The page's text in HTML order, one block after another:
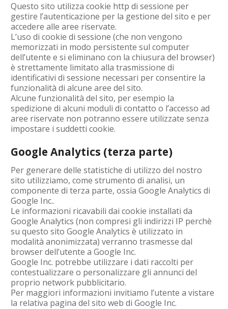
Questo sito utilizza cookie http di sessione per
gestire l’autenticazione per la gestione del sito e per
accedere alle aree riservate.
L’uso di cookie di sessione (che non vengono
memorizzati in modo persistente sul computer
dell’utente e si eliminano con la chiusura del browser)
è strettamente limitato alla trasmissione di
identificativi di sessione necessari per consentire la
funzionalità di alcune aree del sito.
Alcune funzionalità del sito, per esempio la
spedizione di alcuni moduli di contatto o l’accesso ad
aree riservate non potranno essere utilizzate senza
impostare i suddetti cookie.
Google Analytics (terza parte)
Per generare delle statistiche di utilizzo del nostro
sito utilizziamo, come strumento di analisi, un
componente di terza parte, ossia Google Analytics di
Google Inc..
Le informazioni ricavabili dai cookie installati da
Google Analytics (non compresi gli indirizzi IP perchè
su questo sito Google Analytics è utilizzato in
modalità anonimizzata) verranno trasmesse dal
browser dell’utente a Google Inc.
Google Inc. potrebbe utilizzare i dati raccolti per
contestualizzare o personalizzare gli annunci del
proprio network pubblicitario.
Per maggiori informazioni invitiamo l’utente a vistare
la relativa pagina del sito web di Google Inc.